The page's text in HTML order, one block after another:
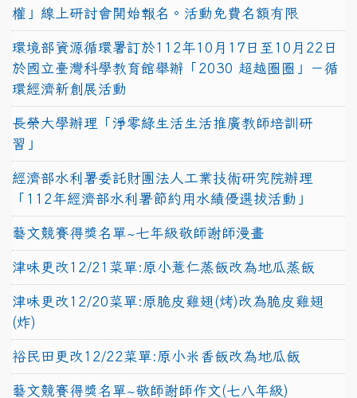
權」線上研討會開始報名。活動免費名額有限
環境部資源循環署訂於112年10月17日至10月22日
於國立臺灣科學教育館舉辦「2030 超越圈圈」－循
環經濟新創展活動
長榮大學辦理「淨零綠生活生活推廣教師培訓研
習」
經濟部水利署委託財團法人工業技術研究院辦理
「112年經濟部水利署節約用水績優選拔活動」
藝文競賽得獎名單~七年級敬師謝師漫畫
津味更改12/21菜單:原小薏仁蒸飯改為地瓜蒸飯
津味更改12/20菜單:原脆皮雞翅(烤)改為脆皮雞翅
(炸)
裕民田更改12/22菜單:原小米香飯改為地瓜飯
藝文競賽得獎名單~敬師謝師作文(七八年級)